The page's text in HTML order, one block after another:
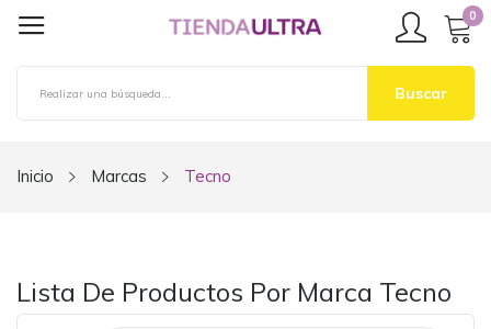
0
Buscar
Inicio Marcas Tecno
Lista De Productos Por Marca Tecno